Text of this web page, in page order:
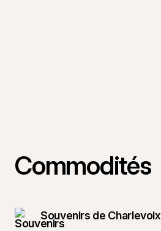
Commodités
Souvenirs de Charlevoix